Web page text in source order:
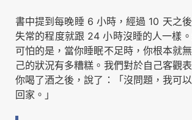
書中提到每晚睡 6 小時，經過 10 天之
失常的程度就跟 24 小時沒睡的人一樣
可怕的是，當你睡眠不足時，你根本就
己的狀況有多糟糕。我們對於自己客觀
你喝了酒之後，說了：「沒問題，我可
回家。」